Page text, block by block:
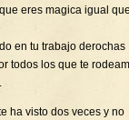
eres magica igual
en tu trabajo derochas
todos los que te
ha visto dos veces y no